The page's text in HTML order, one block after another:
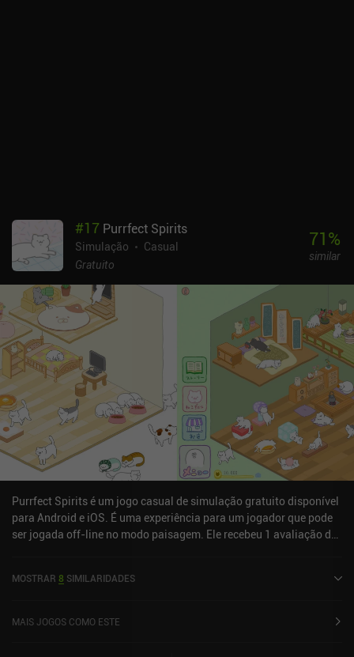
#17 Purrfect Spirits
Simulação
Casual
Gratuito
71%
similar
Purrfect Spirits é um jogo casual de simulação gratuito disponível
para Android e iOS. É uma experiência para um jogador que pode
ser jogada off-line no modo paisagem. Ele recebeu 1 avaliação de
no Google Play e 4,8 de 5,0 na iOS App Store.
MOSTRAR 8 SIMILARIDADES
MAIS JOGOS COMO ESTE